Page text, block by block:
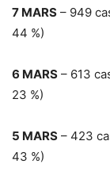
7 MARS – 949
44 %)
6 MARS – 613
23 %)
5 MARS – 423
43 %)